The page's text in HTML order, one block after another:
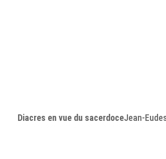
Diacres en vue du sacerdoceJean-